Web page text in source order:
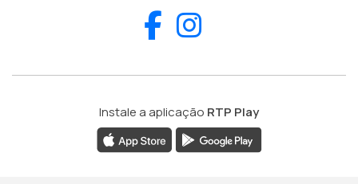
Facebook
Instale a aplicação RTP Play